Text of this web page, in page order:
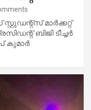
മാര്‍ക്കറ്റ്
ബിജി ടീച്ചര്‍
കുമാര്‍